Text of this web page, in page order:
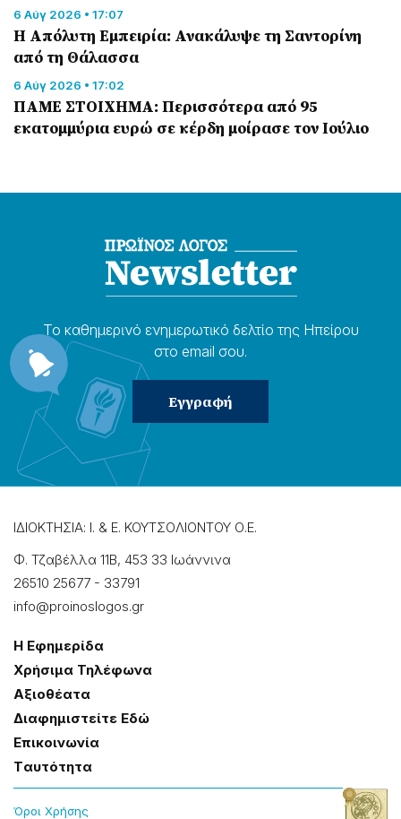
6 Αύγ 2026 • 17:07
Η Απόλυτη Εμπειρία: Ανακάλυψε τη Σαντορίνη
από τη Θάλασσα
6 Αύγ 2026 • 17:02
ΠΑΜΕ ΣΤΟΙΧΗΜΑ: Περισσότερα από 95
εκατομμύρια ευρώ σε κέρδη μοίρασε τον Ιούλιο
Το καθημερɩνό ενημερωτɩκό δελτίο της Ηπείρου
στο email σου.
ΙΔΙΟΚΤΗΣΙΑ: Ι. & Ε. ΚΟΥΤΣΟΛΙΟΝΤΟΥ Ο.Ε.
Φ. Τζαβέλλα 11Β, 453 33 Ιωάννɩνα
26510 25677 - 33791
info@proinoslogos.gr
Η Εφημερίδα
Χρήσɩμα Τηλέφωνα
Αξɩοθέατα
Δɩαφημɩστείτε Εδώ
Επɩκοɩνωνία
Tαυτότητα
Όροɩ Χρήσης